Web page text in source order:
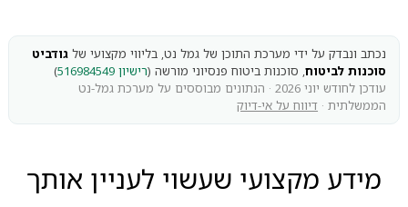
נכתב ונבדק על ידי מערכת התוכן של גמל נט, בליווי מקצועי של גודביט
סוכנות לביטוח, סוכנות ביטוח פנסיוני מורשה (רישיון 516984549
)
עודכן לחודש יוני 2026 · הנתונים מבוססים על מערכת גמל-נט
הממשלתית · דיווח על אי-דיוק
מידע מקצועי שעשוי לעניין אותך